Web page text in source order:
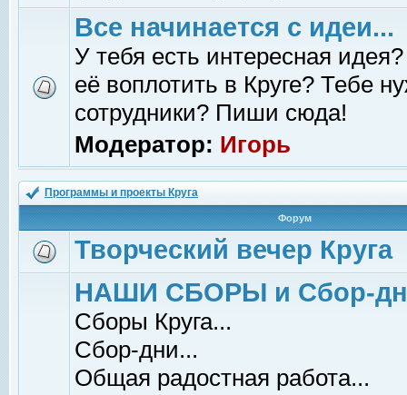
Все начинается с идеи...
У тебя есть интересная
её воплотить в Круге? Тебе
сотрудники? Пиши сюда!
Модератор: Игорь
Программы и проекты Круга
Форум
Творческий вечер Круга
НАШИ СБОРЫ и Сбор-
Сборы Круга...
Сбор-дни...
Общая радостная работа...